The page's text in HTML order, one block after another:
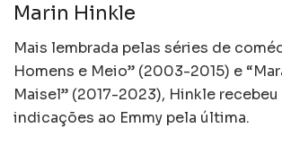
Marin Hinkle
Mais lembrada pelas séries de
Homens e Meio” (2003-2015) e
Maisel” (2017-2023), Hinkle recebeu
indicações ao Emmy pela última.